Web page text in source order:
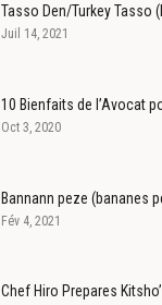
Tasso Den/Turkey Tasso
Juil 14, 2021
10 Bienfaits de l’Avocat
Oct 3, 2020
Bannann peze (bananes
Fév 4, 2021
Chef Hiro Prepares